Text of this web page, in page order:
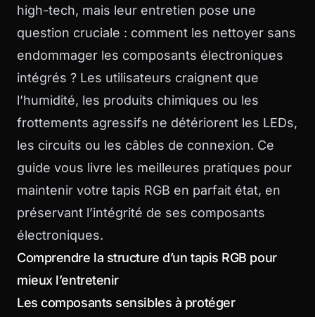
high-tech, mais leur entretien pose une
question cruciale : comment les nettoyer sans
endommager les composants électroniques
intégrés ? Les utilisateurs craignent que
l’humidité, les produits chimiques ou les
frottements agressifs ne détériorent les LEDs,
les circuits ou les câbles de connexion. Ce
guide vous livre les meilleures pratiques pour
maintenir votre tapis RGB en parfait état, en
préservant l’intégrité de ses composants
électroniques.
Comprendre la structure d’un tapis RGB pour
mieux l’entretenir
Les composants sensibles à protéger